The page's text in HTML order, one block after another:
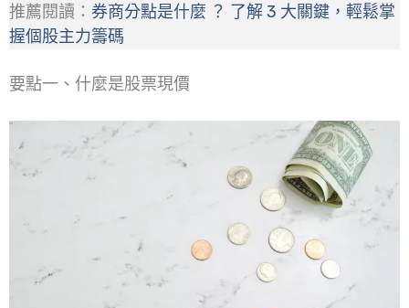
推薦閱讀： 券商分點是什麼 ？ 了解 3 大關鍵，輕鬆掌
握個股主力籌碼
要點一、什麼是股票現價